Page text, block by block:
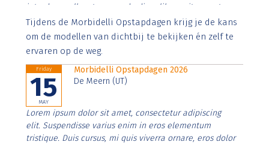
interdum nulla, ut commodo diam libero vitae erat.
Aenean faucibus nibh et justo cursus id rutrum lorem
imperdiet. Nunc ut sem vitae risus tristique posuere.
Tijdens de Morbidelli Opstapdagen krijg je de kans
om de modellen van dichtbij te bekijken én zelf te
ervaren op de weg.
Friday
15
MAY
Morbidelli Opstapdagen 2026
De Meern (UT)
Lorem ipsum dolor sit amet, consectetur adipiscing
elit. Suspendisse varius enim in eros elementum
tristique. Duis cursus, mi quis viverra ornare, eros dolor